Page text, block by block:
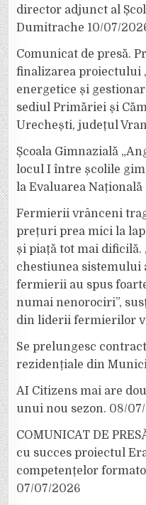
director adjunct al
Dumitrache 10/07/
Comunicat de presă.
finalizarea proiectului
energetice și
sediul Primăriei și
Urechești, județul
Școala Gimnazială
locul I între școlile
la Evaluarea Națională
Fermierii vrânceni
prețuri prea mici la
și piață tot mai dificilă.
chestiunea
fermierii au spus
numai nenorociri”,
din liderii fermierilor
Se prelungesc
rezidențiale din
AI Citizens mai are
unui nou sezon. 08/
COMUNICAT DE
cu succes proiectul
competențelor
07/07/2026